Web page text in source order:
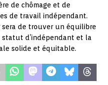
de chômage et de
de travail indépendant.
sera de trouver un équilibre
d’indépendant et la
solide et équitable.